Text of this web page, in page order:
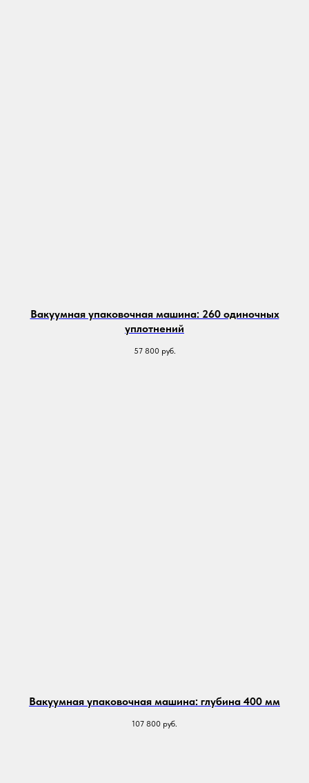
Вакуумная упаковочная машина: 260 одиночных
уплотнений
57 800 руб.
Вакуумная упаковочная машина: глубина 400 мм
107 800 руб.